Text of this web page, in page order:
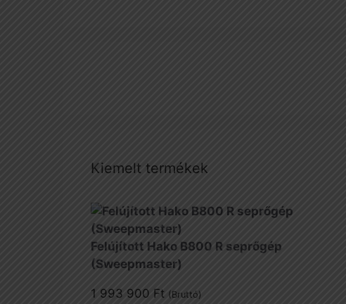
Kiemelt termékek
Felújított Hako B800 R seprőgép
(Sweepmaster)
1 993 900 Ft (Bruttó)